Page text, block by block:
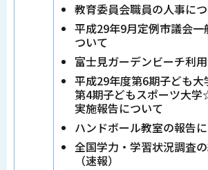
教育委員会職員の人事に
平成29年9月定例市議会一
ついて
富士見ガーデンビーチ利
平成29年度第6期子ども
第4期子どもスポーツ大
実施報告について
ハンドボール教室の報告
全国学力・学習状況調査
（速報）